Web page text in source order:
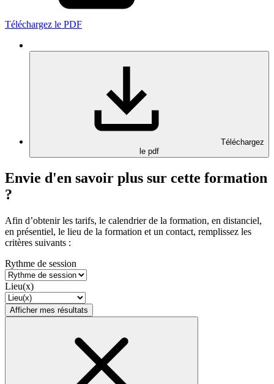
Téléchargez le PDF
Téléchargez
le pdf
Envie d'en savoir plus sur cette formation
?
Afin d’obtenir les tarifs, le calendrier de la formation, en distanciel,
en présentiel, le lieu de la formation et un contact, remplissez les
critères suivants :
Rythme de session
Lieu(x)
Afficher mes résultats